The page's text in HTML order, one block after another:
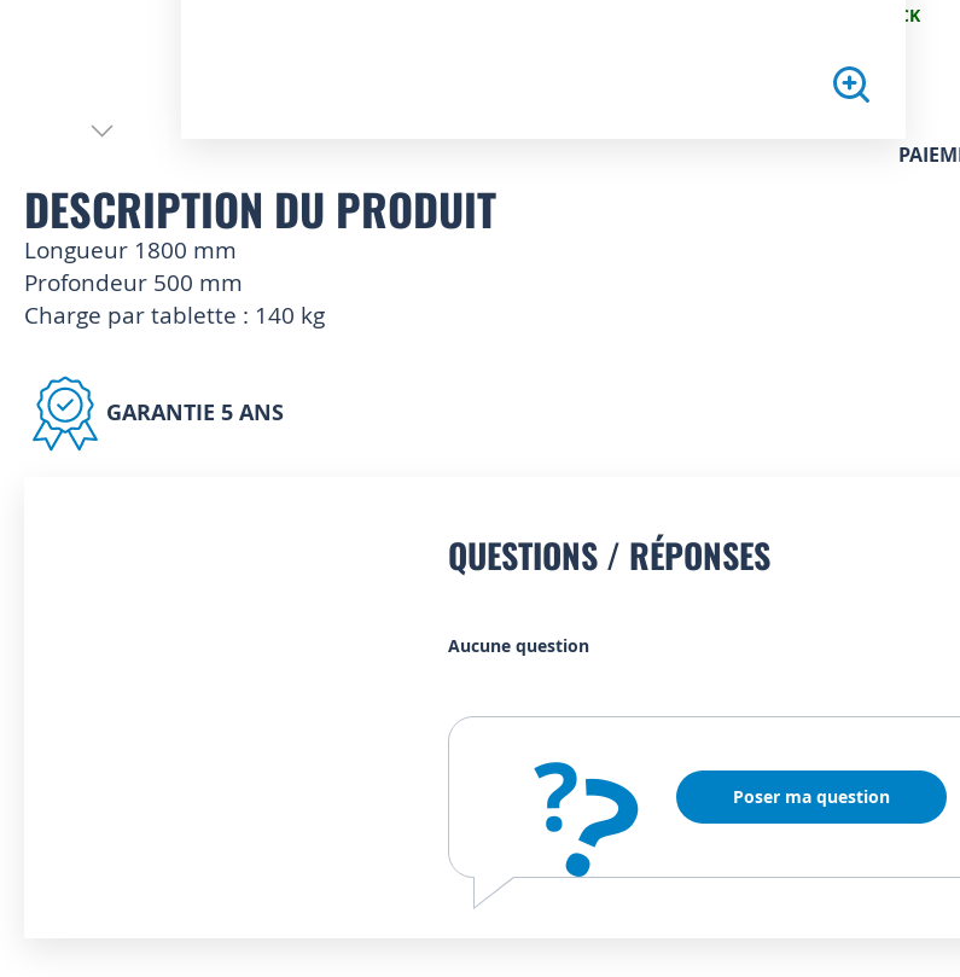
the
beginning
of
images
gallery
EN STOCK
DESCRIPTION DU PRODUIT
Longueur 1800 mm
Profondeur 500 mm
Charge par tablette : 140 kg
GARANTIE 5 ANS
QUESTIONS / RÉPONSES
Aucune question
?
? Poser ma question